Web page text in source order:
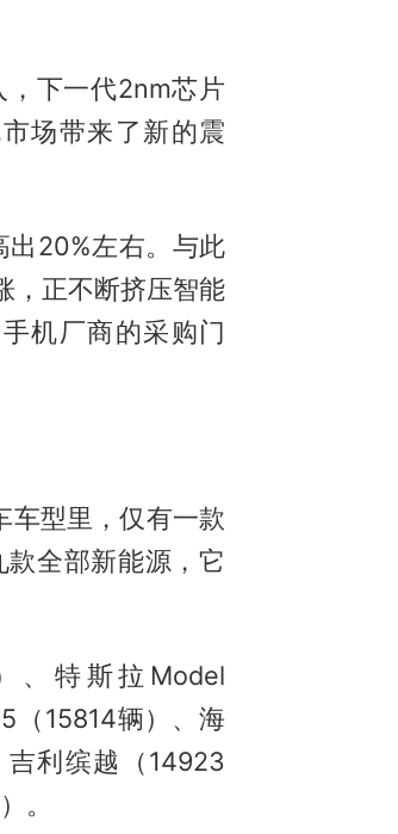
下一代2nm芯片
场带来了新的震
20%左右。与此
，正不断挤压智能
机厂商的采购门
车型里，仅有一款
全部新能源，它
、特斯拉Model
（15814辆）、海
利缤越（14923
。